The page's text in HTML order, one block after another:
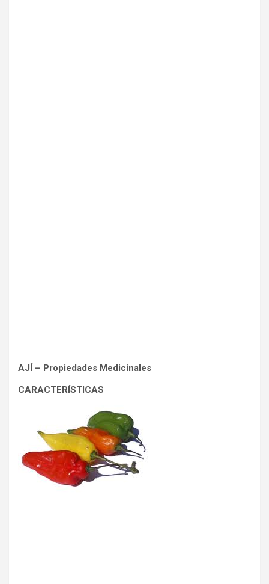
AJÍ – Propiedades Medicinales
CARACTERÍSTICAS